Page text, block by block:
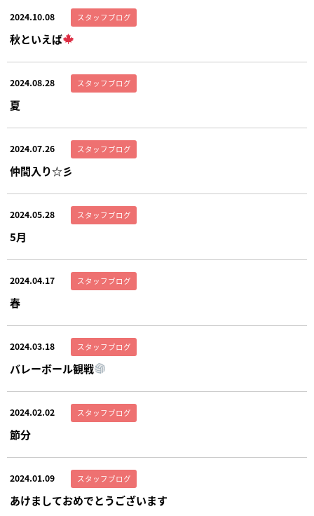
2024.10.08 スタッフブログ
秋といえば
2024.08.28 スタッフブログ
夏
2024.07.26 スタッフブログ
仲間入り☆彡
2024.05.28 スタッフブログ
5月
2024.04.17 スタッフブログ
春
2024.03.18 スタッフブログ
バレーボール観戦
2024.02.02 スタッフブログ
節分
2024.01.09 スタッフブログ
あけましておめでとうございます